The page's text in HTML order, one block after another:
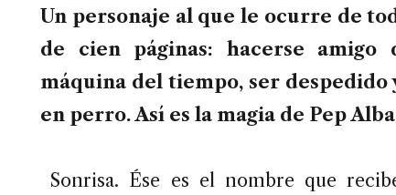
Un personaje al que le ocurre de
de cien páginas: hacerse
máquina del tiempo, ser
en perro. Así es la magia de Pep
Sonrisa. Ése es el nombre que